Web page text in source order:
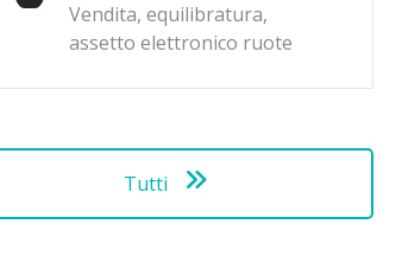
Vendita, equilibratura,
assetto elettronico ruote
Tutti